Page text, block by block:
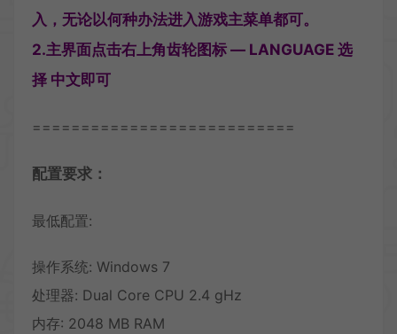
入，无论以何种办法进入游戏主菜单都可。
2.主界面点击右上角齿轮图标 — LANGUAGE 选
择 中文即可
===========================
配置要求：
最低配置:
操作系统: Windows 7
处理器: Dual Core CPU 2.4 gHz
内存: 2048 MB RAM